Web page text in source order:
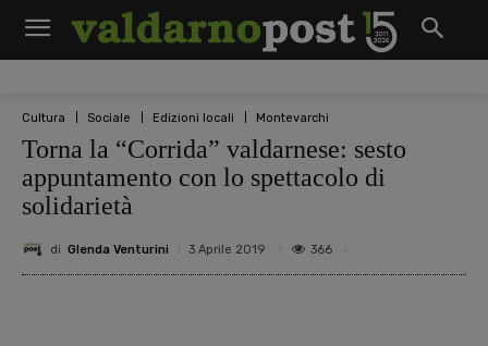
Cultura Sociale Edizioni locali Montevarchi
Torna la “Corrida” valdarnese: sesto
appuntamento con lo spettacolo di
solidarietà
di Glenda Venturini 3 Aprile 2019 366